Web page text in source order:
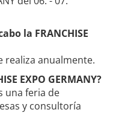
la FRANCHISE
realiza anualmente.
EXPO GERMANY?
una feria de
y consultoría